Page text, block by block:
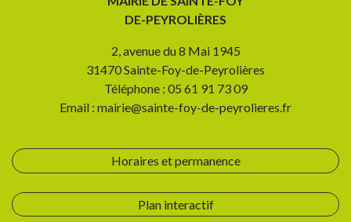
DE-PEYROLIÈRES
2, avenue du 8 Mai 1945
31470 Sainte-Foy-de-Peyrolières
Téléphone : 05 61 91 73 09
Email : mairie@sainte-foy-de-peyrolieres.fr
Horaires et permanence
Plan interactif